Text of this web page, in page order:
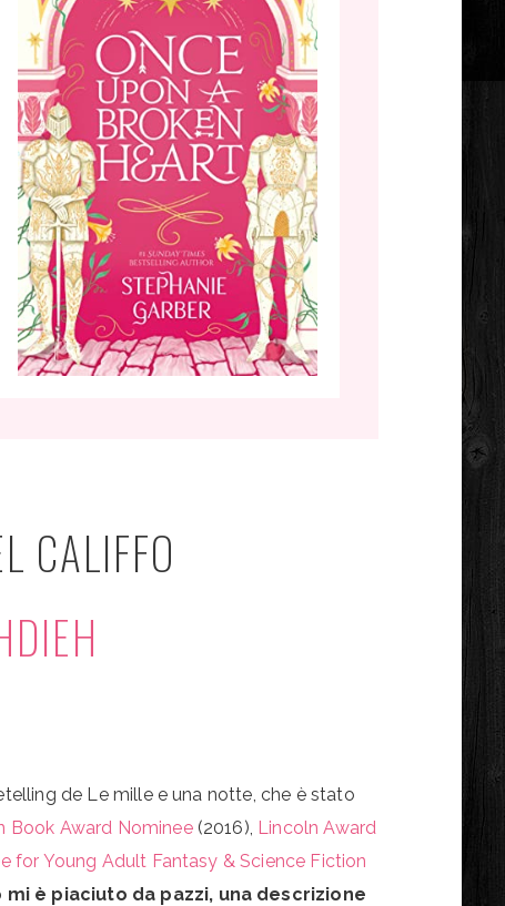
CALIFFO
de Le mille e una notte, che è stato
Book Award Nominee(2016), Lincoln Award
for Young Adult Fantasy & Science Fiction
mi è piaciuto da pazzi, una descrizione